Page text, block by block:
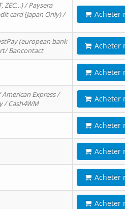
ZEC…) / Paysera
card (Japan Only) /
Acheter
(european bank
Bancontact
Acheter
Acheter
Express /
/ Cash4WM
Acheter
Acheter
Acheter
Acheter
Acheter